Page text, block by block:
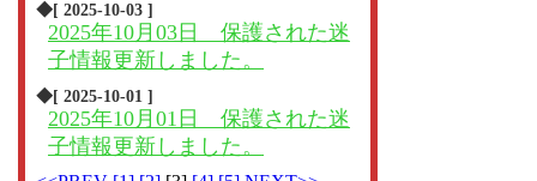
◆[ 2025-10-03 ]
2025年10月03日 保護された迷
子情報更新しました。
◆[ 2025-10-01 ]
2025年10月01日 保護された迷
子情報更新しました。